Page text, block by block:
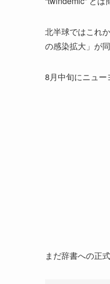
北半球ではこれ
の感染拡大」が
8月中旬にニュー
まだ辞書への正